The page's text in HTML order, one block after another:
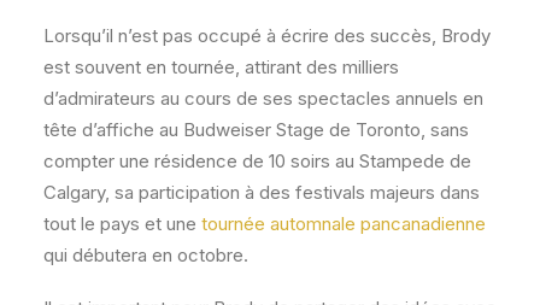
Lorsqu’il n’est pas occupé à écrire des succès, Brody
est souvent en tournée, attirant des milliers
d’admirateurs au cours de ses spectacles annuels en
tête d’affiche au Budweiser Stage de Toronto, sans
compter une résidence de 10 soirs au Stampede de
Calgary, sa participation à des festivals majeurs dans
tout le pays et une tournée automnale pancanadienne
qui débutera en octobre.